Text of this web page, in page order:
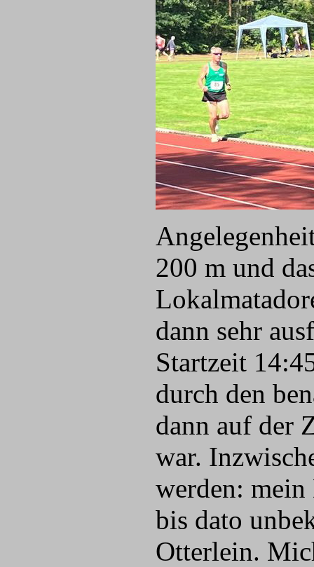
200 m und
dann sehr
Startzeit
durch den
dann auf der
war.
werden:
bis dato
Otterlein.